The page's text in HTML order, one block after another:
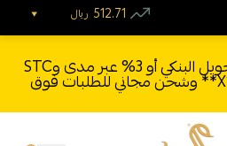
خصم يصل إلى 7.5% بالتحويل البنكي أو 3% عبر مدى وSTC
Pay + خصم بكود **X123** وشحن مجاني للطلبات فوق
ريال 512.71